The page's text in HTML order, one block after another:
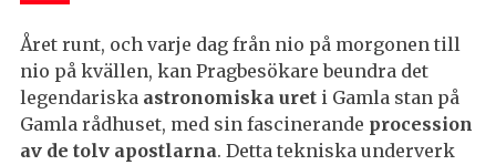
Året runt, och varje dag från nio på morgonen till
nio på kvällen, kan Pragbesökare beundra det
legendariska astronomiska uret i Gamla stan på
Gamla rådhuset, med sin fascinerande procession
av de tolv apostlarna. Detta tekniska underverk